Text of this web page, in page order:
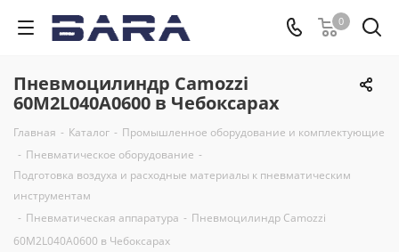
0
Пневмоцилиндр Camozzi
60M2L040A0600 в Чебоксарах
Главная - Каталог - Промышленное оборудование и комплектующие
- Пневматическое оборудование -
Подготовка воздуха и расходные материалы к пневматическим
инструментам
- Пневматическая аппаратура - Пневмоцилиндр Camozzi
60M2L040A0600 в Чебоксарах